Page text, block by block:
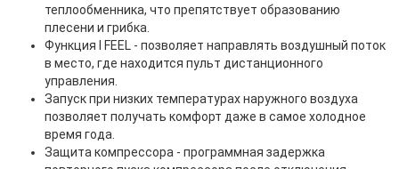
теплообменника, что препятствует образованию
плесени и грибка.
Функция I FEEL - позволяет направлять воздушный поток
в место, где находится пульт дистанционного
управления.
Запуск при низких температурах наружного воздуха
позволяет получать комфорт даже в самое холодное
время года.
Защита компрессора - программная задержка